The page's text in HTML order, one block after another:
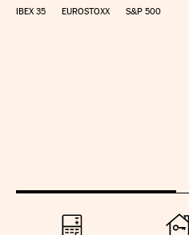
IBEX 35 EUROSTOXX S&P 500